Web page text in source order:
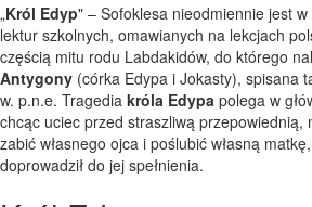
„Król Edyp" – Sofoklesa nieodmiennie jest
lektur szkolnych, omawianych na lekcjach
częścią mitu rodu Labdakidów, do którego
Antygony (córka Edypa i Jokasty), spisana
w. p.n.e. Tragedia króla Edypa polega w
chcąc uciec przed straszliwą przepowiednią,
zabić własnego ojca i poślubić własną
doprowadził do jej spełnienia.